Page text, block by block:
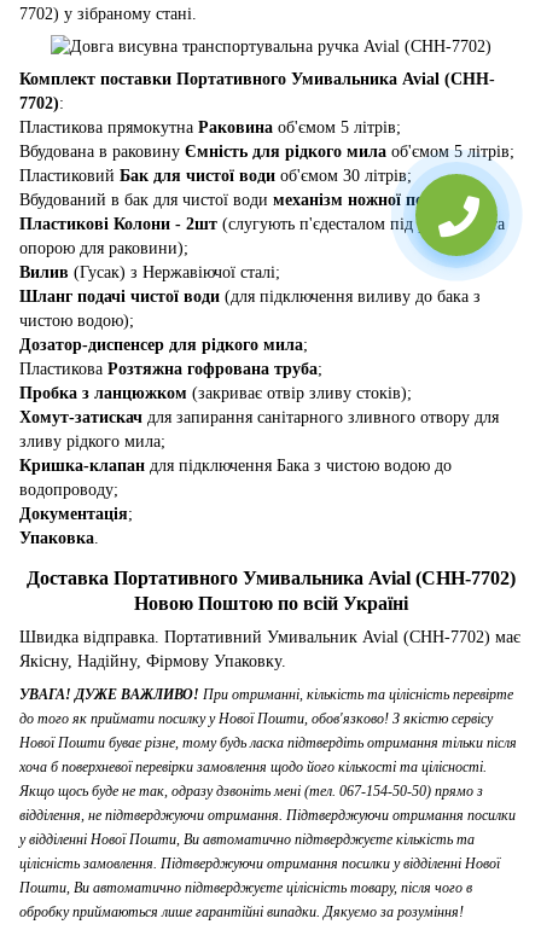
7702) у зібраному стані.
Комплект поставки Портативного Умивальника Avial (CHH-
7702):
Пластикова прямокутна Раковина об'ємом 5 літрів;
Вбудована в раковину Ємність для рідкого мила об'ємом 5 літрів;
Пластиковий Бак для чистої води об'ємом 30 літрів;
Вбудований в бак для чистої води механізм ножної помпи
Пластикові Колони - 2шт (слугують п'єдесталом під раковину та
опорою для раковини);
Вилив (Гусак) з Нержавіючої сталі;
Шланг подачі чистої води (для підключення виливу до бака з
чистою водою);
Дозатор-диспенсер для рідкого мила;
Пластикова Розтяжна гофрована труба;
Пробка з ланцюжком (закриває отвір зливу стоків);
Хомут-затискач для запирання санітарного зливного отвору для
зливу рідкого мила;
Кришка-клапан для підключення Бака з чистою водою до
водопроводу;
Документація;
Упаковка.
Доставка Портативного Умивальника Avial (CHH-7702)
Новою Поштою по всій Україні
Швидка відправка. Портативний Умивальник Avial (CHH-7702) має
Якісну, Надійну, Фірмову Упаковку.
УВАГА! ДУЖЕ ВАЖЛИВО! При отриманні, кількість та цілісність перевірте
до того як приймати посилку у Нової Пошти, обов'язково! З якістю сервісу
Нової Пошти буває різне, тому будь ласка підтвердіть отримання тільки після
хоча б поверхневої перевірки замовлення щодо його кількості та цілісності.
Якщо щось буде не так, одразу дзвоніть мені (тел. 067-154-50-50) прямо з
відділення, не підтверджуючи отримання. Підтверджуючи отримання посилки
у відділенні Нової Пошти, Ви автоматично підтверджуєте кількість та
цілісність замовлення. Підтверджуючи отримання посилки у відділенні Нової
Пошти, Ви автоматично підтверджуєте цілісність товару, після чого в
обробку приймаються лише гарантійні випадки. Дякуємо за розуміння!